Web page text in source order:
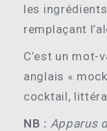
les
remplaçant
C’est un
anglais «
cocktail,
NB : Apparus